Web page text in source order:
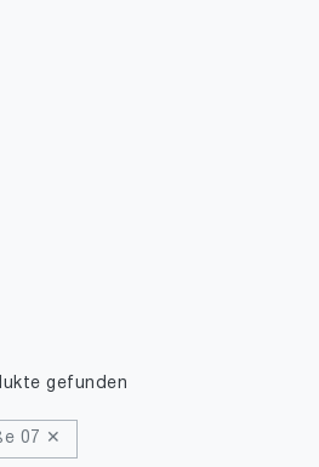
gefunden
07 ✕